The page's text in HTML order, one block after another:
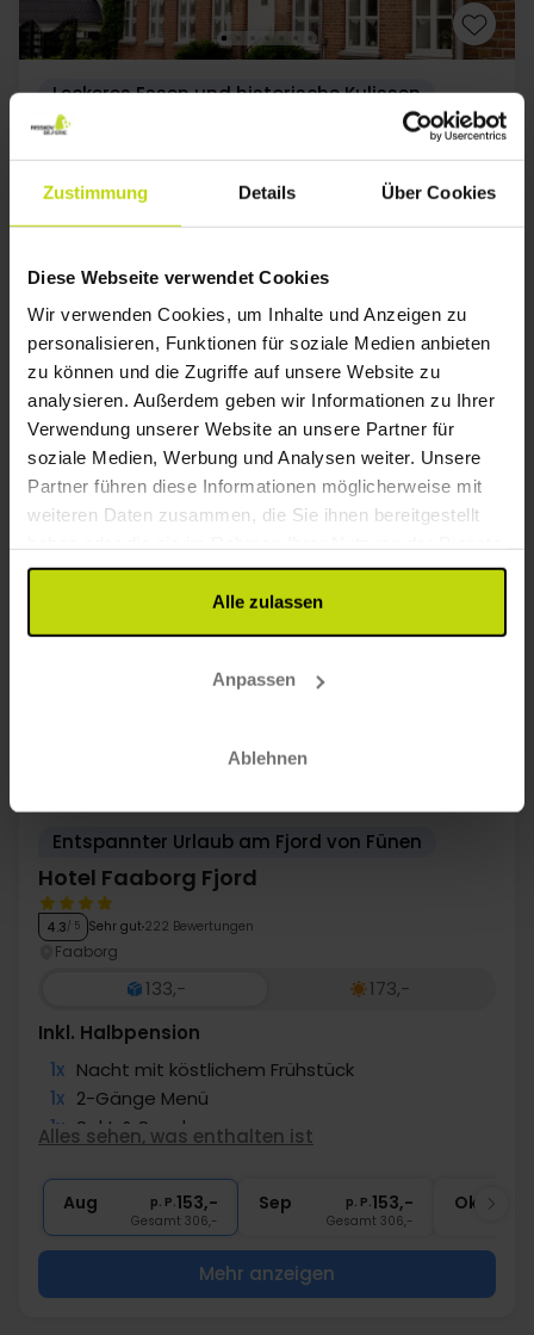
Zustimmung Details Über Cookies
Diese Webseite verwendet Cookies
Wir verwenden Cookies, um Inhalte und Anzeigen zu
personalisieren, Funktionen für soziale Medien anbieten
zu können und die Zugriffe auf unsere Website zu
analysieren. Außerdem geben wir Informationen zu Ihrer
Verwendung unserer Website an unsere Partner für
soziale Medien, Werbung und Analysen weiter. Unsere
Partner führen diese Informationen möglicherweise mit
weiteren Daten zusammen, die Sie ihnen bereitgestellt
gesammelt haben.
Alle zulassen
Anpassen
Ablehnen
Leckeres Essen und historische Kulissen
Slukefter Kro
Haderslev
Appetizer + 5-Gänge-Gourmet-Erlebnis
1x Übernachtung
1x Frühstück
1x Appetizer vor dem Abendessen
1x 5-Gänge Gourmet Erlebnis
1x Kaffee und Süsses
Alles sehen, was enthalten ist
SALE
Aug p. P.105,-
SALE
Sep p. P.83,- Okt
Mehr anzeigen
Entspannter Urlaub am Fjord von Fünen
Hotel Faaborg Fjord
4.3/ 5 Sehr gut 222 Bewertungen
Faaborg
133,-
173,-
Inkl. Halbpension
1x Nacht mit köstlichem Frühstück
1x 2-Gänge Menü
1x Sekt & Snacks
∞ Gratis Fahrradverleih
Alles sehen, was enthalten ist
Aug p. P.153,-
Gesamt 306,-
Sep p. P.153,-
Gesamt 306,-
Okt
Mehr anzeigen